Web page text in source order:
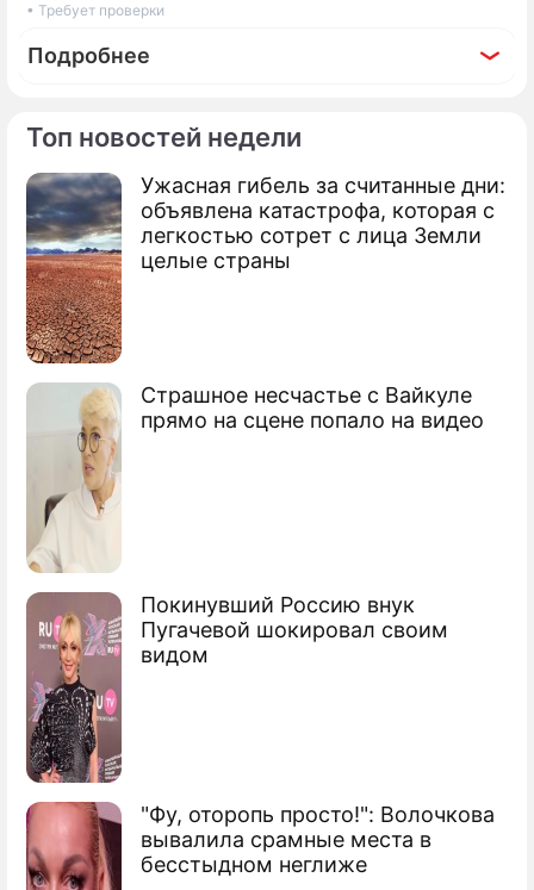
Топ новостей недели
Ужасная гибель за считанные дни:
объявлена катастрофа, которая с
легкостью сотрет с лица Земли
целые страны
Страшное несчастье с Вайкуле
прямо на сцене попало на видео
Покинувший Россию внук
Пугачевой шокировал своим
видом
"Фу, оторопь просто!": Волочкова
вывалила срамные места в
бесстыдном неглиже
• Требует проверки
Подробнее
По теме
Генерал НАТО признал себя идиотом
Американский политик вступился за
Россию
МИД рассказал о нарушениях НАТО
Украина хочет создать свое НАТО с
блек-джеком